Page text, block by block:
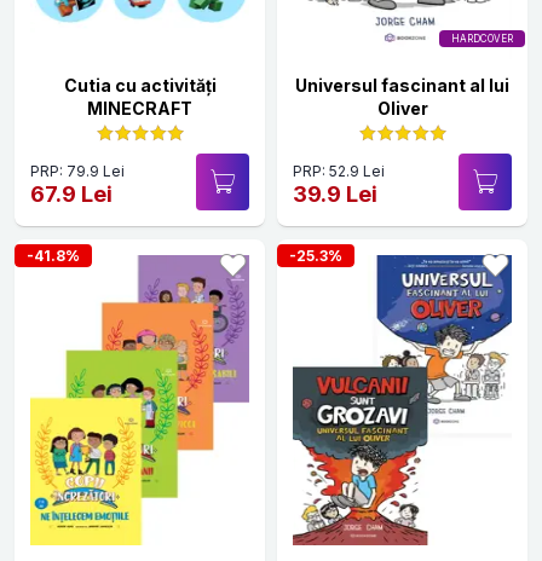
Cutia cu activități
MINECRAFT
PRP: 79.9 Lei
67.9 Lei
HARDCOVER
Universul fascinant al lui
Oliver
PRP: 52.9 Lei
39.9 Lei
-41.8% -25.3%